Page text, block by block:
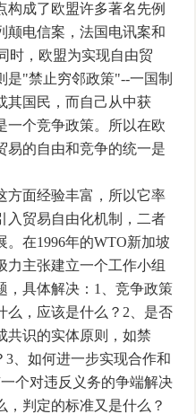
构成了欧盟许多著名先例
颠电信案，法国电讯案和
时，欧盟为实现自由贸
是"禁止穷邻政策"--一国制
其国民，而自己从中获
一个竞争政策。所以在欧
易的自由和竞争的统一是
面经验丰富，所以它率
入贸易自由化机制，二者
。在1996年的WTO新加坡
力主张建立一个工作小组
，具体解决：1、竞争政策
么，应该是什么？2、是否
共识的实体原则，如禁
3、如何进一步实现合作和
个对违反义务的争端解决
，判定的标准又是什么？